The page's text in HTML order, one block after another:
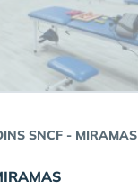
SNCF - MIRAMAS